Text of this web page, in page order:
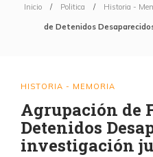
Inicio Politica Historia -
de Detenidos
HISTORIA - MEMORIA
Agrupación de
Detenidos
investigación